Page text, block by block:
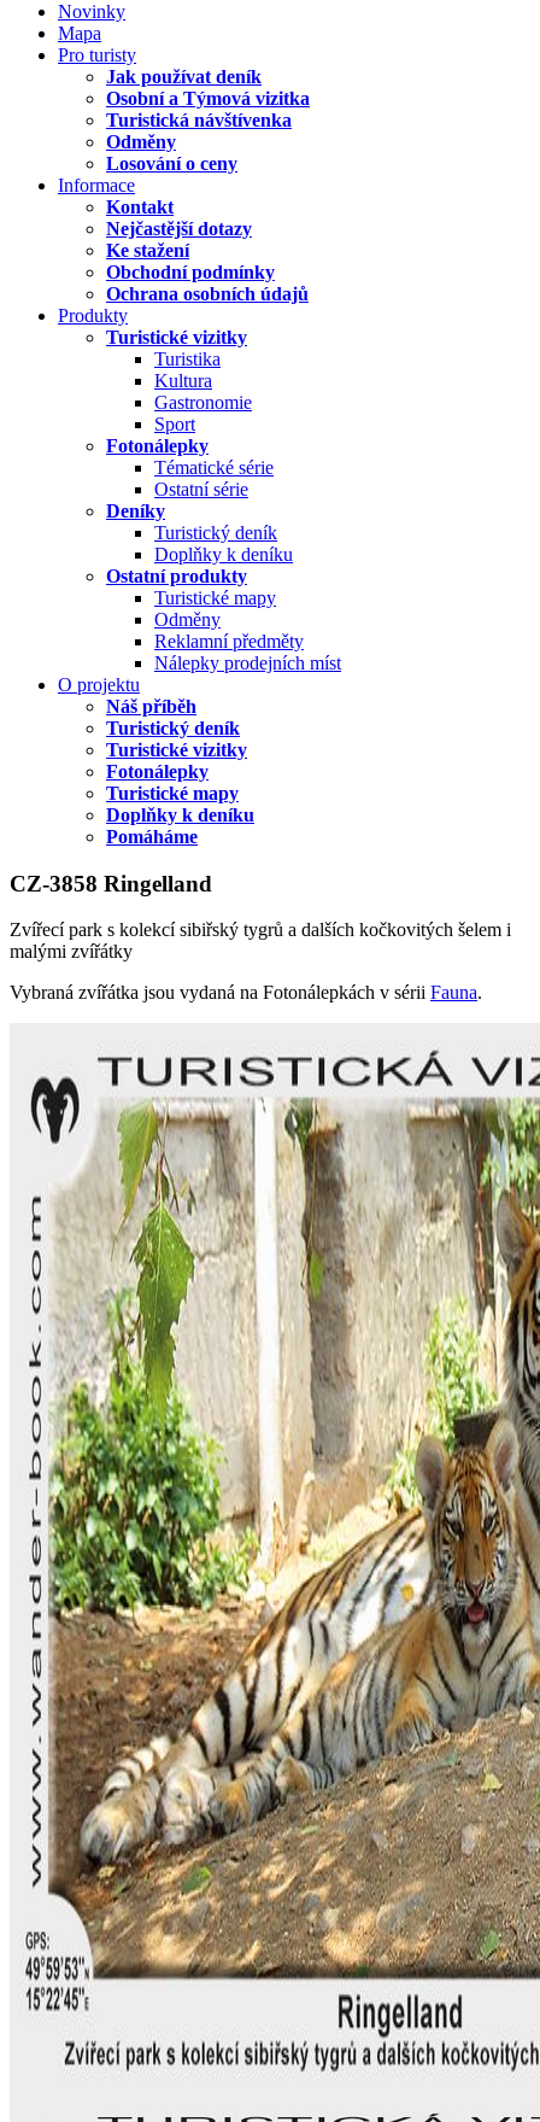
Novinky
Mapa
Pro turisty
Jak používat deník
Osobní a Týmová vizitka
Turistická návštívenka
Odměny
Losování o ceny
Informace
Kontakt
Nejčastější dotazy
Ke stažení
Obchodní podmínky
Ochrana osobních údajů
Produkty
Turistické vizitky
Turistika
Kultura
Gastronomie
Sport
Fotonálepky
Tématické série
Ostatní série
Deníky
Turistický deník
Doplňky k deníku
Ostatní produkty
Turistické mapy
Odměny
Reklamní předměty
Nálepky prodejních míst
O projektu
Náš příběh
Turistický deník
Turistické vizitky
Fotonálepky
Turistické mapy
Doplňky k deníku
Pomáháme
CZ-3858 Ringelland
Zvířecí park s kolekcí sibiřský tygrů a dalších kočkovitých šelem i
malými zvířátky
Vybraná zvířátka jsou vydaná na Fotonálepkách v sérii Fauna.